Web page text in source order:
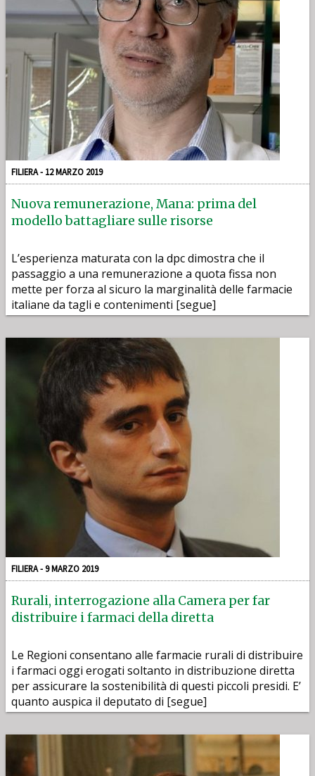
FILIERA - 12 MARZO 2019
Nuova remunerazione, Mana: prima del
modello battagliare sulle risorse
L’esperienza maturata con la dpc dimostra che il
passaggio a una remunerazione a quota fissa non
mette per forza al sicuro la marginalità delle farmacie
italiane da tagli e contenimenti [segue]
FILIERA - 9 MARZO 2019
Rurali, interrogazione alla Camera per far
distribuire i farmaci della diretta
Le Regioni consentano alle farmacie rurali di distribuire
i farmaci oggi erogati soltanto in distribuzione diretta
per assicurare la sostenibilità di questi piccoli presidi. E’
quanto auspica il deputato di [segue]